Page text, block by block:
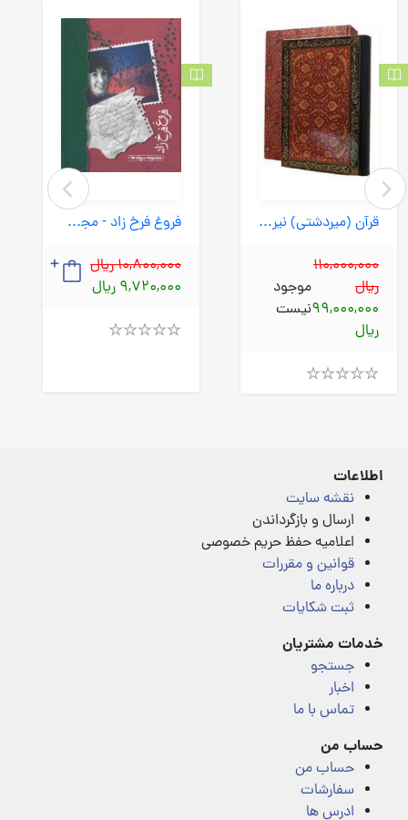
فروغ فرخ زاد - مجموعه سروده ها (شادان) وزیری سلفون
10,800,000 ریال
9,720,000 ریال
قرآن (میردشتی) نیریزی رحلی ترمه نفیس
110,000,000
ریال
99,000,000
ریال
موجود
نیست
اطلاعات
نقشه سایت
ارسال و بازگرداندن
اعلامیه حفظ حریم خصوصی
قوانین و مقررات
درباره ما
ثبت شکایات
خدمات مشتریان
جستجو
اخبار
تماس با ما
حساب من
حساب من
سفارشات
ادرس ها